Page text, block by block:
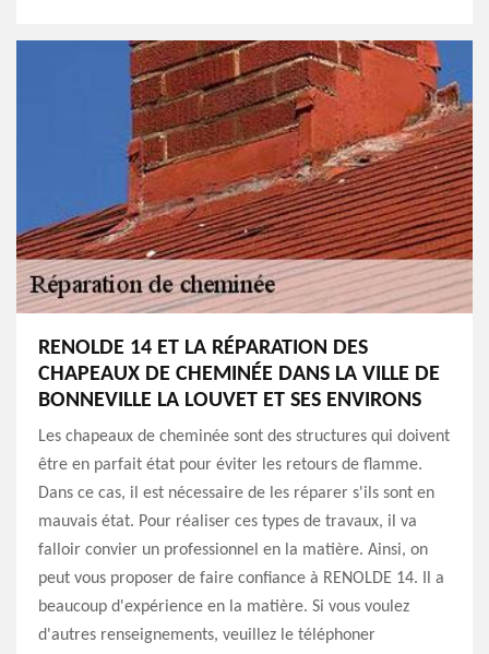
RENOLDE 14 ET LA RÉPARATION DES
CHAPEAUX DE CHEMINÉE DANS LA VILLE DE
BONNEVILLE LA LOUVET ET SES ENVIRONS
Les chapeaux de cheminée sont des structures qui doivent
être en parfait état pour éviter les retours de flamme.
Dans ce cas, il est nécessaire de les réparer s'ils sont en
mauvais état. Pour réaliser ces types de travaux, il va
falloir convier un professionnel en la matière. Ainsi, on
peut vous proposer de faire confiance à RENOLDE 14. Il a
beaucoup d'expérience en la matière. Si vous voulez
d'autres renseignements, veuillez le téléphoner